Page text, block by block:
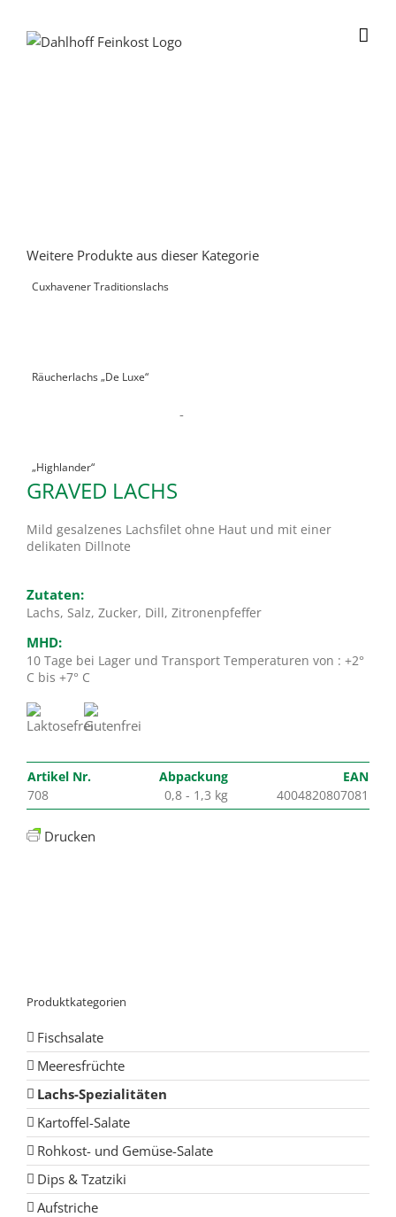
Weitere Produkte aus dieser Kategorie
Cuxhavener Traditionslachs
Räucherlachs „De Luxe“
„Highlander“
-
GRAVED LACHS
Mild gesalzenes Lachsfilet ohne Haut und mit einer
delikaten Dillnote
Zutaten:
Lachs, Salz, Zucker, Dill, Zitronenpfeffer
MHD:
10 Tage bei Lager und Transport Temperaturen von : +2°
C bis +7° C
Artikel Nr. Abpackung
EAN
708
0,8 - 1,3 kg 4004820807081
Drucken
Produktkategorien
Fischsalate
Meeresfrüchte
Lachs-Spezialitäten
Kartoffel-Salate
Rohkost- und Gemüse-Salate
Dips & Tzatziki
Aufstriche